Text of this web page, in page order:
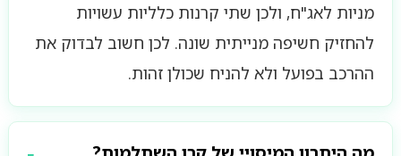
מניות לאג"ח, ולכן שתי קרנות כלליות עשויות
להחזיק חשיפה מנייתית שונה. לכן חשוב לבדוק את
ההרכב בפועל ולא להניח שכולן זהות.